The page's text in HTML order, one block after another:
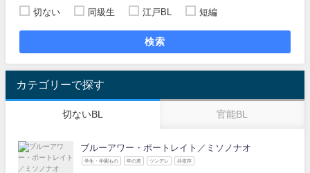
切ない
同級生 江戸BL 短編
検索
カテゴリーで探す
切ないBL 官能BL
ブルーアワー・ポートレイト／ミソノナオ
学生・学園もの 年の差 ツンデレ 共依存